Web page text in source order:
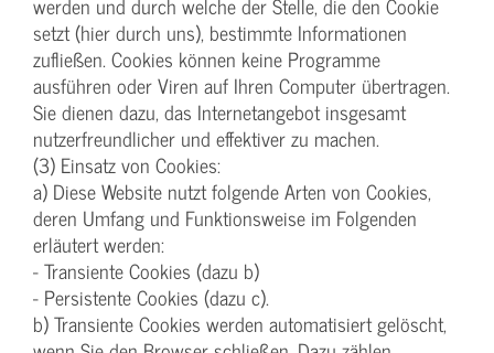
setzt (hier durch uns), bestimmte Informationen
zufließen. Cookies können keine Programme
ausführen oder Viren auf Ihren Computer übertragen.
Sie dienen dazu, das Internetangebot insgesamt
nutzerfreundlicher und effektiver zu machen.
(3) Einsatz von Cookies:
a) Diese Website nutzt folgende Arten von Cookies,
deren Umfang und Funktionsweise im Folgenden
erläutert werden:
- Transiente Cookies (dazu b)
- Persistente Cookies (dazu c).
b) Transiente Cookies werden automatisiert gelöscht,